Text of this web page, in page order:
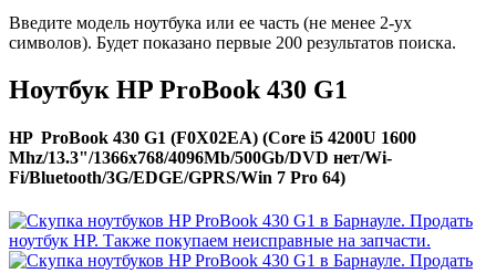
Введите модель ноутбука или ее часть (не менее 2-ух
символов). Будет показано первые 200 результатов поиска.
Ноутбук HP ProBook 430 G1
HP ProBook 430 G1 (F0X02EA) (Core i5 4200U 1600
Mhz/13.3"/1366x768/4096Mb/500Gb/DVD нет/Wi-
Fi/Bluetooth/3G/EDGE/GPRS/Win 7 Pro 64)